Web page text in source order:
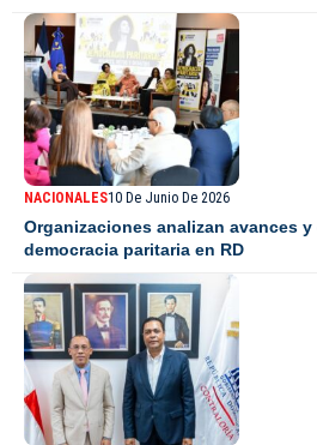
NACIONALES10 De Junio De 2026
Organizaciones analizan avances
democracia paritaria en RD